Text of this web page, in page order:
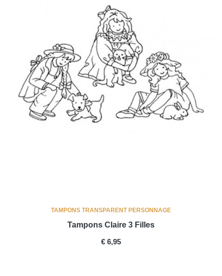
TAMPONS TRANSPARENT PERSONNAGE
Tampons Claire 3 Filles
PRICE
€ 6,95